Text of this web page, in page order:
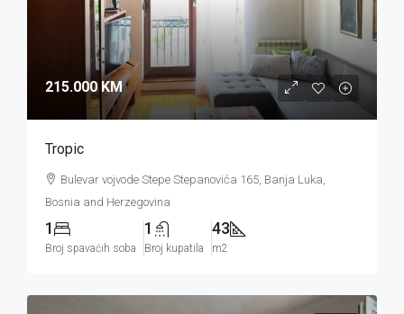
215.000 KM
Tropic
Bulevar vojvode Stepe Stepanovića 165, Banja Luka,
Bosnia and Herzegovina
1
Broj spavaćih soba
1
Broj kupatila
43
m2